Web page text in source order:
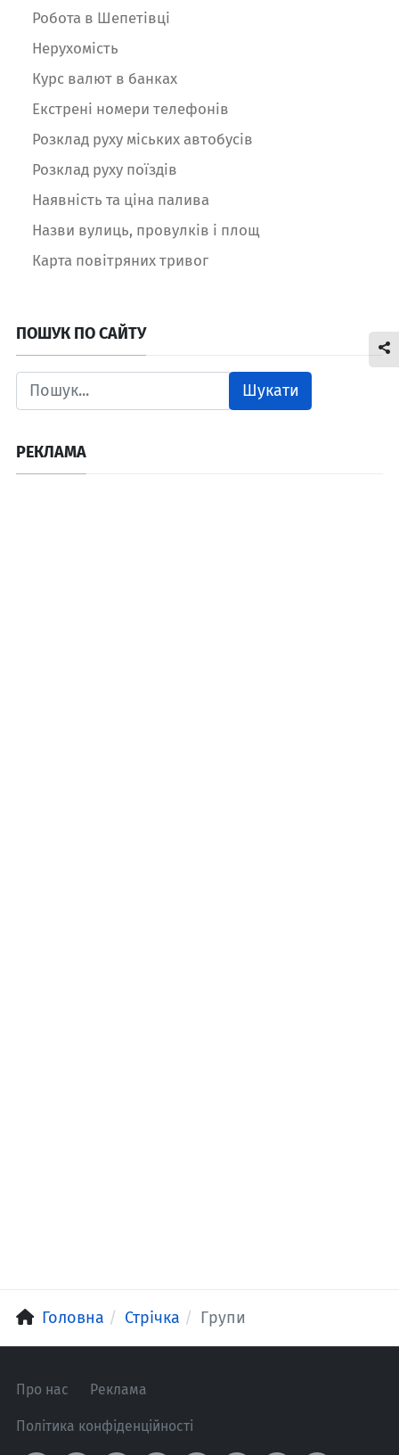
Робота в Шепетівці
Нерухомість
Курс валют в банках
Екстрені номери телефонів
Розклад руху міських автобусів
Розклад руху поїздів
Наявність та ціна палива
Назви вулиць, провулків і площ
Карта повітряних тривог
ПОШУК ПО САЙТУ
Шукати
РЕКЛАМА
Головна Стрічка Групи
Про нас Реклама
Політика конфіденційності